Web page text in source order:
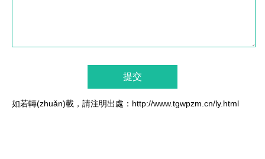
如若轉(zhuǎn)載，請注明出處：http://www.tgwpzm.cn/ly.html